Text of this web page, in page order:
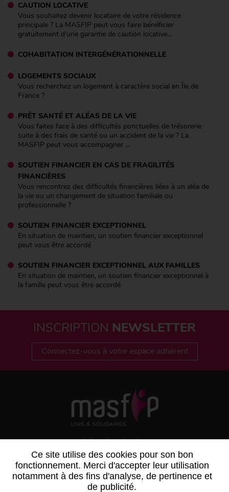
CAUTION LOCATIVE
Vous souhaitez devenir locataire de votre résidence
principale ? La MASFIP peut vous faire bénéficier
gratuitement d'une garantie de caution locative...
COHABITATION INTERGÉNÉRATIONNELLE
LOGEMENTS SOCIAUX
Vous recherchez un logement à caractère social en Île de
France ?
PRÊT SANTÉ ET ALÉAS DE LA VIE
Vous faites face à des difficultés ponctuelles de trésorerie
suite à des frais de santé ou un accident de la vie ? La
MASFIP peut vous accompagner ...
SOUTIEN FINANCIER EN CAS DE FRAGILITÉS
FINANCIÈRES
Vous rencontrez des difficultés financières liées à un aléa de
la vie ou un changement de situation familiale ou
professionnelle ?
SOUTIEN FINANCIER EXCEPTIONNEL
En situation de maintien, un soutien financier exceptionnel
peut vous être accordé
SOUTIEN FINANCIER EXCEPTIONNEL AUX FAMILLES
En situation de maintien, un soutien financier exceptionnel à
la famille peut vous être accordé
INSCRIPTION NEWSLETTER
Connectez-vous à votre espace adhérent
6 Rue Bouchardon
75486 PARIS CEDEX 10
Ce site utilise des cookies pour son bon
fonctionnement. Merci d'accepter leur utilisation
notamment à des fins d'analyse, de pertinence et
de publicité.